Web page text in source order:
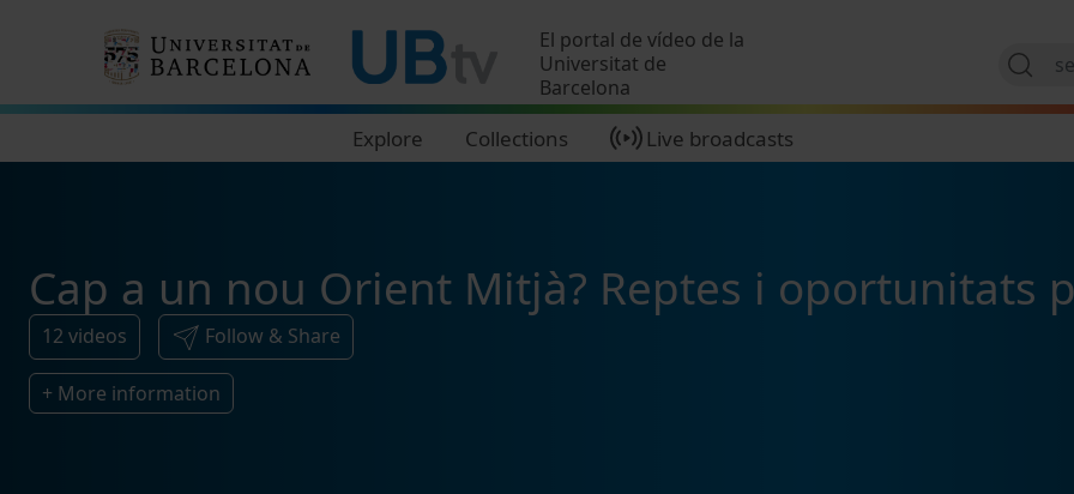
El portal de vídeo de la
Universitat de
Barcelona
Explore Collections Live broadcasts
Cap a un nou Orient Mitjà? Reptes i oportunitats
12 videos Follow & Share
+ More information